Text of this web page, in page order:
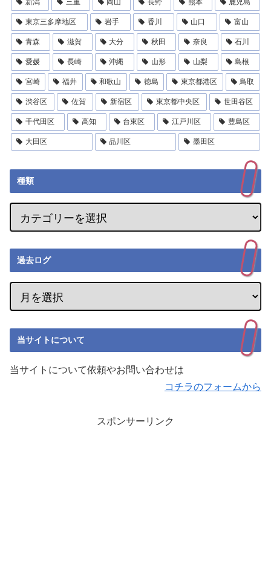
新潟 三重 岡山 長野 熊本 鹿児島
東京三多摩地区 岩手 香川 山口 富山
青森 滋賀 大分 秋田 奈良 石川
愛媛 長崎 沖縄 山形 山梨 島根
宮崎 福井 和歌山 徳島 東京都港区 鳥取
渋谷区 佐賀 新宿区 東京都中央区 世田谷区
千代田区 高知 台東区 江戸川区 豊島区
大田区 品川区 墨田区
種類
過去ログ
当サイトについて
当サイトについて依頼やお問い合わせは
コチラのフォームから
スポンサーリンク